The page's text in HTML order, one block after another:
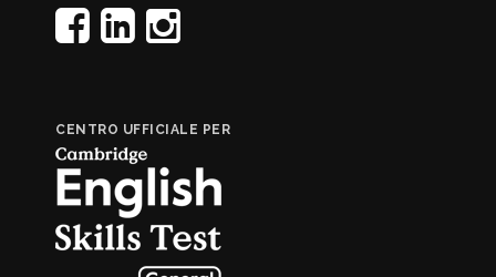
CENTRO UFFICIALE PER